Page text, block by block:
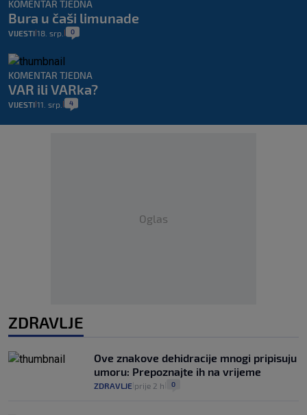
KOMENTAR TJEDNA
Bura u čaši limunade
VIJESTI 18. srp. 0
KOMENTAR TJEDNA
VAR ili VARka?
VIJESTI 11. srp. 4
Oglas
ZDRAVLJE
Ove znakove dehidracije mnogi pripisuju
umoru: Prepoznajte ih na vrijeme
ZDRAVLJE prije 2 h 0